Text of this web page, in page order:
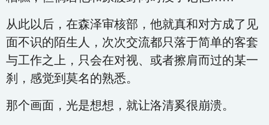
从此以后，在森泽审核部，他就真和对方成了见
面不识的陌生人，次次交流都只落于简单的客套
与工作之上，只会在对视、或者擦肩而过的某一
刹，感觉到莫名的熟悉。
那个画面，光是想想，就让洛清奚很崩溃。